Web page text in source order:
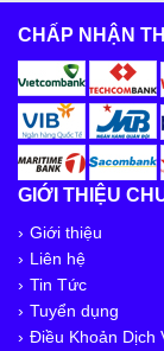
CHẤP NHẬN
GIỚI THIỆU
Giới thiệu
Liên hệ
Tin Tức
Tuyển dụng
Điều Khoản Dịch